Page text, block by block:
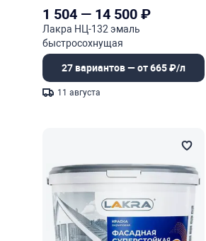
1 504 — 14 500₽
Лакра НЦ-132 эмаль
быстросохнущая
27 вариантов — от 665 ₽/л
11 августа